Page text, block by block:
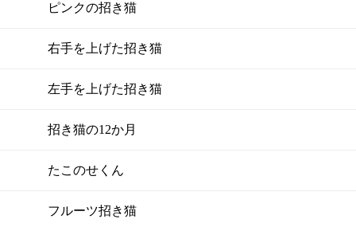
ピンクの招き猫
右手を上げた招き猫
左手を上げた招き猫
招き猫の12か月
たこのせくん
フルーツ招き猫